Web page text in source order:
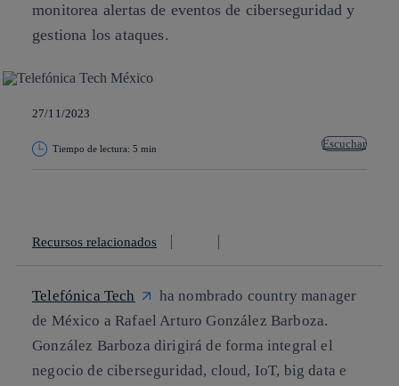
monitorea alertas de eventos de ciberseguridad y
gestiona los ataques.
27/11/2023
Tiempo de lectura: 5 min Escuchar
Recursos relacionados
Telefónica Tech
ha nombrado country manager
de México a Rafael Arturo González Barboza.
González Barboza dirigirá de forma integral el
negocio de ciberseguridad, cloud, IoT, big data e